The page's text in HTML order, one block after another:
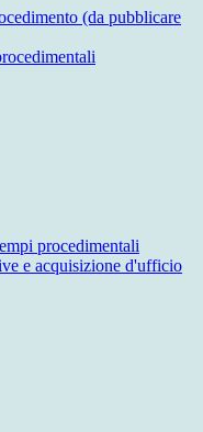
(da pubblicare
procedimentali
e acquisizione d'ufficio